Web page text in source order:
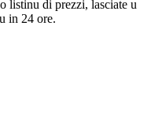
listinu di prezzi, lasciate u
in 24 ore.